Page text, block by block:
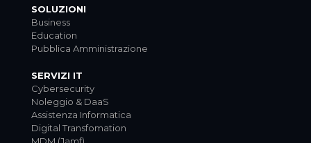
SOLUZIONI
Business
Education
Pubblica Amministrazione
SERVIZI IT
Cybersecurity
Noleggio & DaaS
Assistenza Informatica
Digital Transfomation